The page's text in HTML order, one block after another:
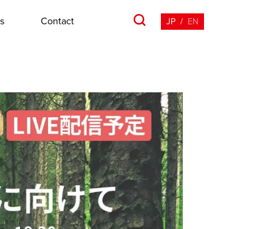
Contact JP / EN